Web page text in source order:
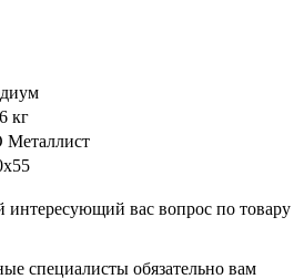
кг
интересующий вас вопрос по товару
специалисты обязательно вам